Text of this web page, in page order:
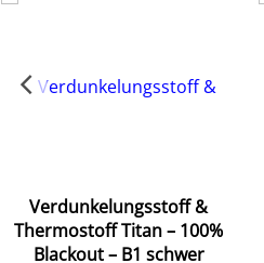
Verdunkelungsstoff &
Thermostoff Titan – 100%
Blackout – B1 schwer